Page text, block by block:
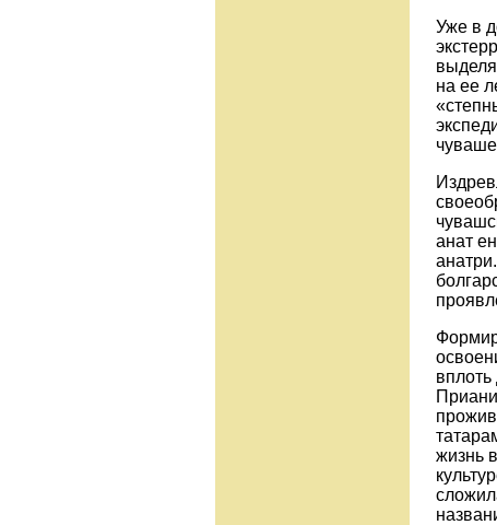
Уже в
на ее
анат
жизнь